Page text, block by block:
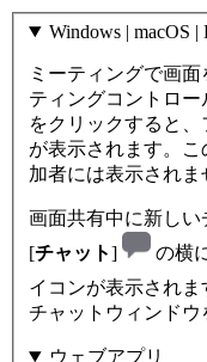
Windows | macOS |
ミーティングで画
ティングコントロ
をクリックすると
が表示されます。
加者には表示されま
画面共有中に新しい
[チャット]
の横
イコンが表示されま
チャットウィンドウ
ウェブアプリ